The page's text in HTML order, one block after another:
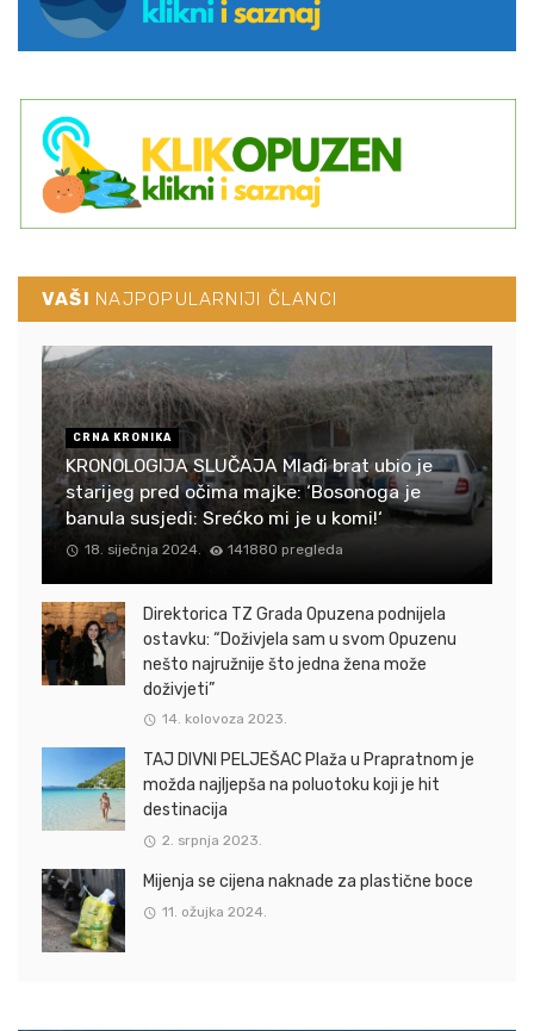
VAŠI NAJPOPULARNIJI ČLANCI
CRNA KRONIKA
KRONOLOGIJA SLUČAJA Mlađi brat ubio je
starijeg pred očima majke: ‘Bosonoga je
banula susjedi: Srećko mi je u komi!‘
18. siječnja 2024. 141880 pregleda
Direktorica TZ Grada Opuzena podnijela
ostavku: “Doživjela sam u svom Opuzenu
nešto najružnije što jedna žena može
doživjeti”
14. kolovoza 2023.
TAJ DIVNI PELJEŠAC Plaža u Prapratnom je
možda najljepša na poluotoku koji je hit
destinacija
2. srpnja 2023.
Mijenja se cijena naknade za plastične boce
11. ožujka 2024.